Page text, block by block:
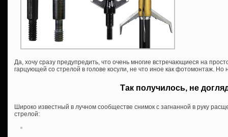
Да, хочу сразу предупредить, что очень многие встречающиеся на
гарцующей со стрелой в голове косули, не что иное как фотомонтаж. Но
Так получилось, не
Широко известный в лучном сообществе снимок с загнанной в руку
стрелой: